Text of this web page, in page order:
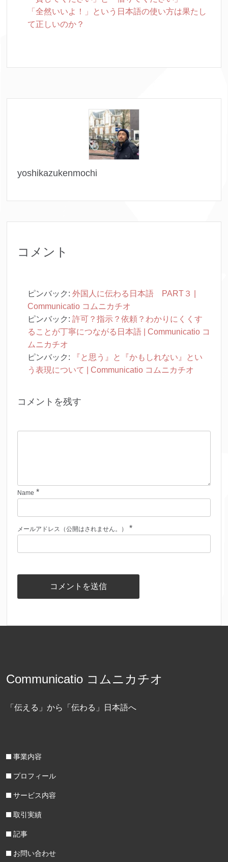
「全然いいよ！」という日本語の使い方は果たし
て正しいのか？
yoshikazukenmochi
コメント
ピンバック:外国人に伝わる日本語 PART３ |
Communicatio コムニカチオ
ピンバック:許可？指示？依頼？わかりにくくす
ることが丁寧につながる日本語 | Communicatio コ
ムニカチオ
ピンバック:
『と思う』と『かもしれない』とい
う表現について | Communicatio コムニカチオ
コメントを残す
Name *
メールアドレス（公開はされません。） *
Communicatio コムニカチオ
「伝える」から「伝わる」日本語へ
事業内容
プロフィール
サービス内容
取引実績
記事
お問い合わせ